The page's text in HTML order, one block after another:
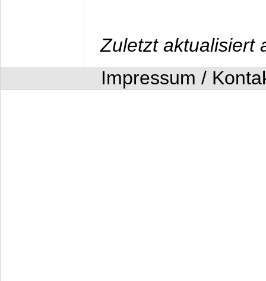
Zuletzt aktualisiert
Impressum /